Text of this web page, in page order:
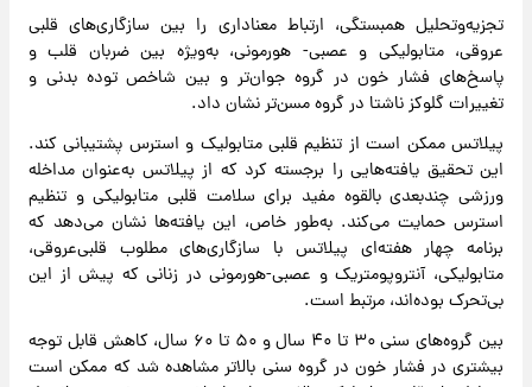
تجزیه‌وتحلیل همبستگی، ارتباط معناداری را بین سازگاری‌های قلبی
عروقی، متابولیکی و عصبی- هورمونی، به‌ویژه بین ضربان قلب و
پاسخ‌های فشار خون در گروه جوان‌تر و بین شاخص توده بدنی و
تغییرات گلوکز ناشتا در گروه مسن‌تر نشان داد.
پیلاتس ممکن است از تنظیم قلبی متابولیک و استرس پشتیبانی کند.
این تحقیق یافته‌هایی را برجسته کرد که از پیلاتس به‌عنوان مداخله
ورزشی چندبعدی بالقوه مفید برای سلامت قلبی متابولیکی و تنظیم
استرس حمایت می‌کند. به‌طور خاص، این یافته‌ها نشان می‌دهد که
برنامه چهار هفته‌ای پیلاتس با سازگاری‌های مطلوب قلبی‌عروقی،
متابولیکی، آنتروپومتریک و عصبی-هورمونی در زنانی که پیش از این
بی‌تحرک بوده‌اند، مرتبط است.
بین گروه‌های سنی ۳۰ تا ۴۰ سال و ۵۰ تا ۶۰ سال، کاهش قابل توجه
بیشتری در فشار خون در گروه سنی بالاتر مشاهده شد که ممکن است